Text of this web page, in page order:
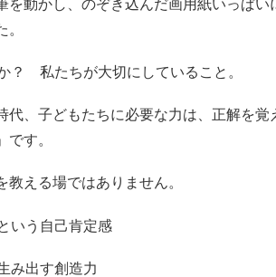
を動かし、のぞき込んだ画用紙いっぱ
？ 私たちが大切にしていること。
代、子どもたちに必要な力は、正解を
です。
える場ではありません。
いう自己肯定感
み出す創造力